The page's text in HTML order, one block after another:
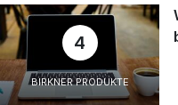
4
BIRKNER PRODUKTE